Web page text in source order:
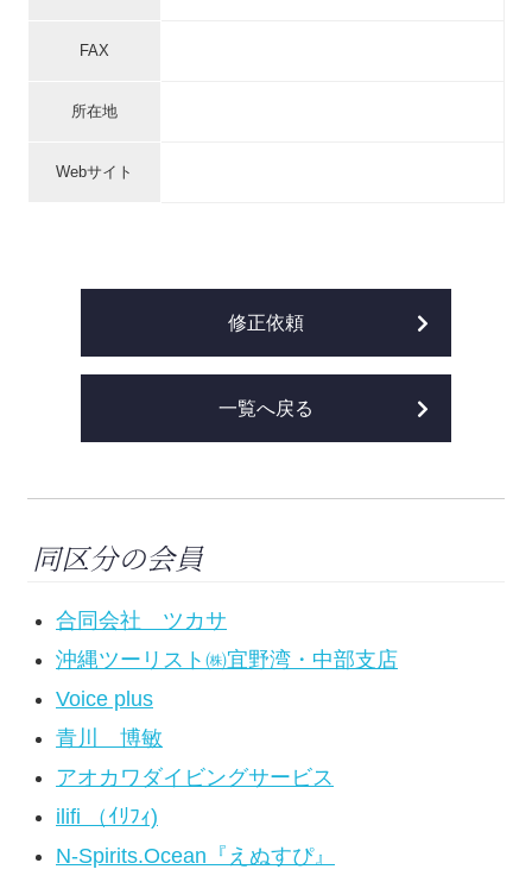
FAX
所在地
Webサイト
修正依頼
一覧へ戻る
同区分の会員
合同会社 ツカサ
沖縄ツーリスト㈱宜野湾・中部支店
Voice plus
青川 博敏
アオカワダイビングサービス
ilifi （ｲﾘﾌｨ)
N-Spirits.Ocean『えぬすぴ』